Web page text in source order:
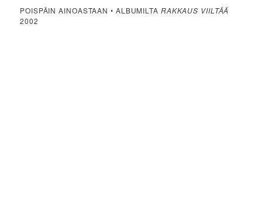
POISPÄIN AINOASTAAN • ALBUMILTA RAKKAUS VIILTÄÄ
2002